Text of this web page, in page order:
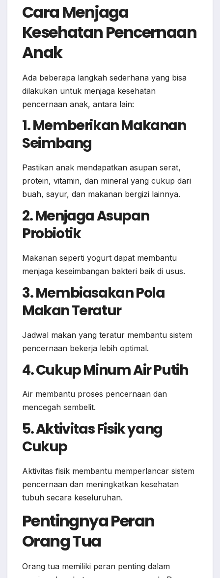
Cara Menjaga
Kesehatan Pencernaan
Anak
Ada beberapa langkah sederhana yang bisa
dilakukan untuk menjaga kesehatan
pencernaan anak, antara lain:
1. Memberikan Makanan
Seimbang
Pastikan anak mendapatkan asupan serat,
protein, vitamin, dan mineral yang cukup dari
buah, sayur, dan makanan bergizi lainnya.
2. Menjaga Asupan
Probiotik
Makanan seperti yogurt dapat membantu
menjaga keseimbangan bakteri baik di usus.
3. Membiasakan Pola
Makan Teratur
Jadwal makan yang teratur membantu sistem
pencernaan bekerja lebih optimal.
4. Cukup Minum Air Putih
Air membantu proses pencernaan dan
mencegah sembelit.
5. Aktivitas Fisik yang
Cukup
Aktivitas fisik membantu memperlancar sistem
pencernaan dan meningkatkan kesehatan
tubuh secara keseluruhan.
Pentingnya Peran
Orang Tua
Orang tua memiliki peran penting dalam